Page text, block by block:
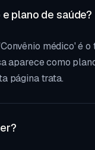
plano de saúde?
médico' é
aparece como
página trata.